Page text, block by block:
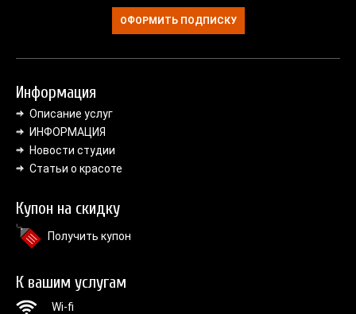
ОФОРМИТЬ ПОДПИСКУ
Информация
Описание услуг
ИНФОРМАЦИЯ
Новости студии
Статьи о красоте
Купон на скидку
Получить купон
К вашим услугам
Wi-fi